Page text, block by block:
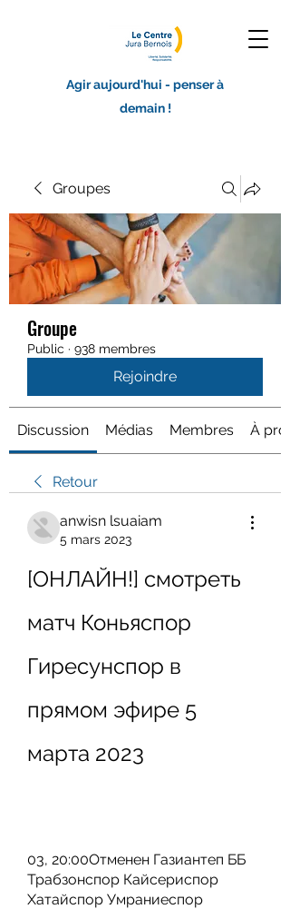
Agir aujourd'hui - penser à
demain !
Groupes
Groupe
Public · 938 membres
Rejoindre
Discussion Médias Membres À
Retour
anwisn lsuaiam
5 mars 2023
[ОНЛАЙН!] смотреть
матч Коньяспор
Гиресунспор в
прямом эфире 5
марта 2023
03, 20:00Отменен Газиантеп ББ
Трабзонспор Кайсериспор
Хатайспор Умраниеспор